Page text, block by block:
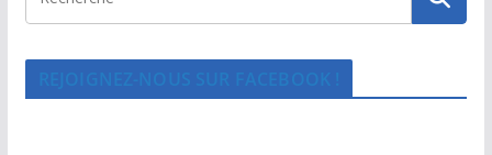
REJOIGNEZ-NOUS SUR FACEBOOK !